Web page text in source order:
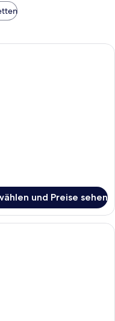
Betten, Minibar,
und Preise sehen
mit Bett,